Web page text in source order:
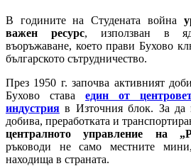
В годините на Студената война
важен ресурс, използван в
въоръжаване, което прави Бухово
българското сътрудничество.
През 1950 г. започва активният
Бухово става един от
индустрия в Източния блок. За да
добива, преработката и
централното управление на
ръководи не само местните
находища в страната.